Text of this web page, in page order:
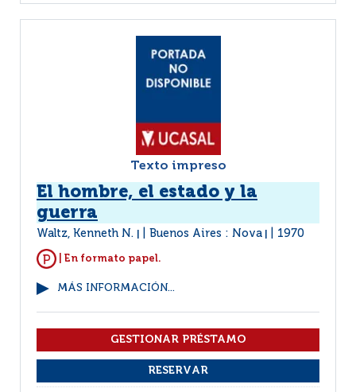
Texto impreso
El hombre, el estado y la
guerra
Waltz, Kenneth N. Buenos Aires : Nova 1970
| En formato papel.
MÁS INFORMACIÓN...